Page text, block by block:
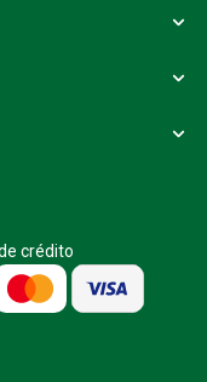
crédito